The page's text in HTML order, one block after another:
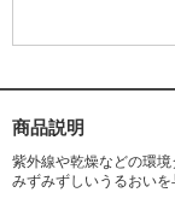
ス,メトキシサリチル
EG-32,PEG/PPG-17/
実エキス,ユキノシタ
サイコ根エキス,ワセ
商品説明
紫外線や乾燥などの環境
みずみずしいうるおい